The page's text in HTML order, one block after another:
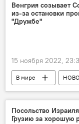
Венгрия созывает
из-за остановки
"Дружбе"
15 ноября 2022,
В мире
Виктор Орбан
Обострение ситуации
Посольство
Грузию за хорошую